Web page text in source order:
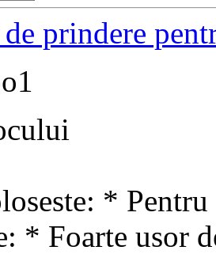
prindere
*
* Foarte usor